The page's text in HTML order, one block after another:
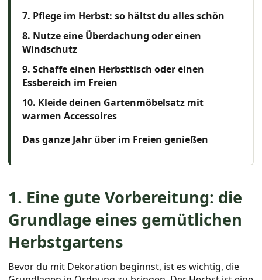
7. Pflege im Herbst: so hältst du alles schön
8. Nutze eine Überdachung oder einen
Windschutz
9. Schaffe einen Herbsttisch oder einen
Essbereich im Freien
10. Kleide deinen Gartenmöbelsatz mit
warmen Accessoires
Das ganze Jahr über im Freien genießen
1. Eine gute Vorbereitung: die
Grundlage eines gemütlichen
Herbstgartens
Bevor du mit Dekoration beginnst, ist es wichtig, die